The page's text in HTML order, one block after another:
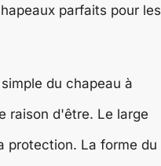
parfaits pour les
du chapeau à
raison d'être. Le large
protection. La forme du